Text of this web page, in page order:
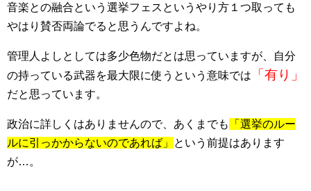
音楽との融合という選挙フェスというやり方１つ取っても
やはり賛否両論でると思うんですよね。
管理人よしとしては多少色物だとは思っていますが、自分
の持っている武器を最大限に使うという意味では
「有り」
だと思っています。
政治に詳しくはありませんので、あくまでも
「選挙のルー
ルに引っかからないのであれば」
という前提はあります
が…。